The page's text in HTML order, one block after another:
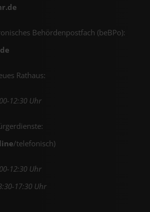
Behördenpostfach (beBPo):
Rathaus:
12:30 Uhr
/telefonisch)
12:30 Uhr
17:30 Uhr